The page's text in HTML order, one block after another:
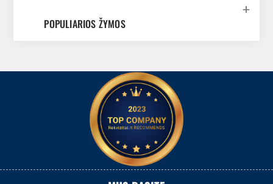
POPULIARIOS ŽYMOS